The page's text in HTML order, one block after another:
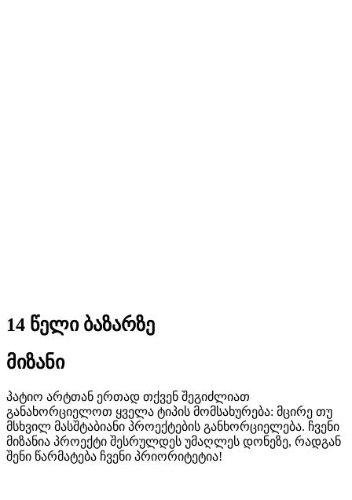
14 წელი ბაზარზე
მიზანი
პატიო არტთან ერთად თქვენ შეგიძლიათ
განახორციელოთ ყველა ტიპის მომსახურება: მცირე თუ
მსხვილ მასშტაბიანი პროექტების განხორციელება. ჩვენი
მიზანია პროექტი შესრულდეს უმაღლეს დონეზე, რადგან
შენი წარმატება ჩვენი პრიორიტეტია!